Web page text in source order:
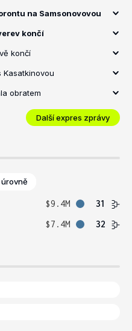
na Samsonovovou
končí
končí
Kasatkinovou
obratem
Další expres zprávy
$9.4M
31
$7.4M 32